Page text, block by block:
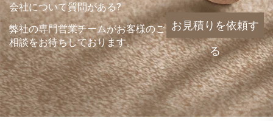
会社について質問がある?
弊社の専門営業チームがお客様のご
相談をお待ちしております。
お見積りを依頼す
る